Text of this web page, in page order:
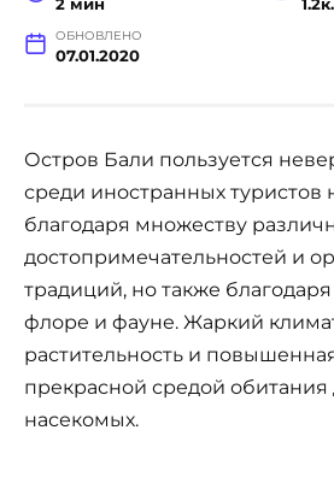
2 мин 1.2к.
ОБНОВЛЕНО
07.01.2020
Остров Бали пользуется
среди иностранных туристов
благодаря множеству
достопримечательностей и
традиций, но также
флоре и фауне. Жаркий
растительность и
прекрасной средой
насекомых.